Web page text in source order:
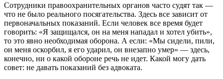
Сотрудники правоохранительных органов часто судят так —
что не было реального посягательства. Здесь все зависит от
первоначальных показаний. Если человек все время будет
говорить: «Я защищался, он на меня нападал и хотел убить»,
то это явно необходимая оборона. А если: «Мы сидели, пили,
он меня оскорбил, я его ударил, он внезапно умер» — здесь,
конечно, ни о какой обороне речь не идет. Какой могу дать
совет: не давать показаний без адвоката.